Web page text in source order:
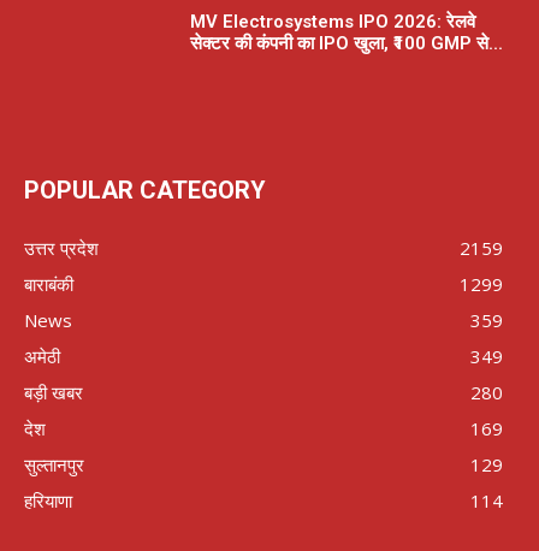
MV Electrosystems IPO 2026: रेलवे
सेक्टर की कंपनी का IPO खुला, ₹100 GMP से...
POPULAR CATEGORY
उत्तर प्रदेश
2159
बाराबंकी
1299
News
359
अमेठी
349
बड़ी खबर
280
देश
169
सुल्तानपुर
129
हरियाणा
114